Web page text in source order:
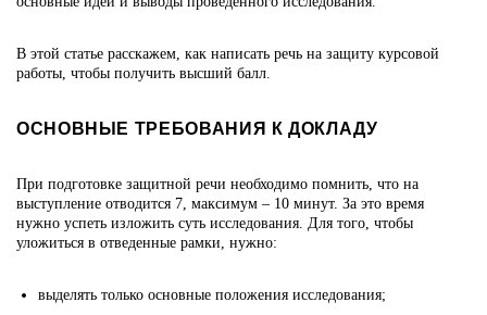
В этой статье расскажем, как написать речь на защиту курсовой
работы, чтобы получить высший балл.
ОСНОВНЫЕ ТРЕБОВАНИЯ К ДОКЛАДУ
При подготовке защитной речи необходимо помнить, что на
выступление отводится 7, максимум – 10 минут. За это время
нужно успеть изложить суть исследования. Для того, чтобы
уложиться в отведенные рамки, нужно:
выделять только основные положения исследования;